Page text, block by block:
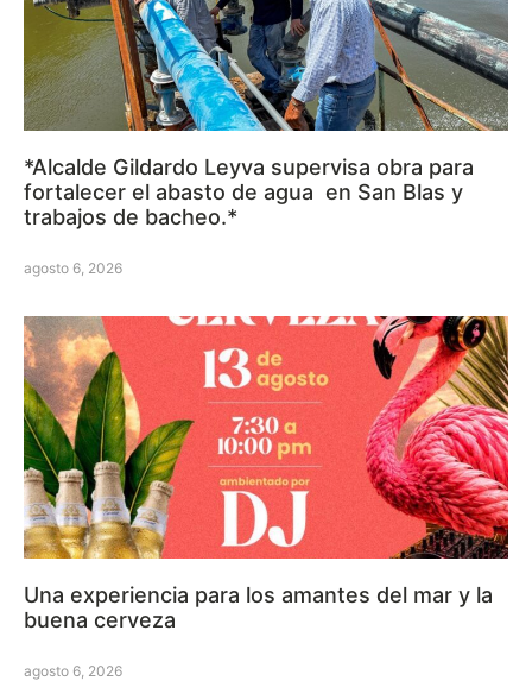
*Alcalde Gildardo Leyva supervisa obra para
fortalecer el abasto de agua en San Blas y
trabajos de bacheo.*
agosto 6, 2026
Una experiencia para los amantes del mar y la
buena cerveza
agosto 6, 2026